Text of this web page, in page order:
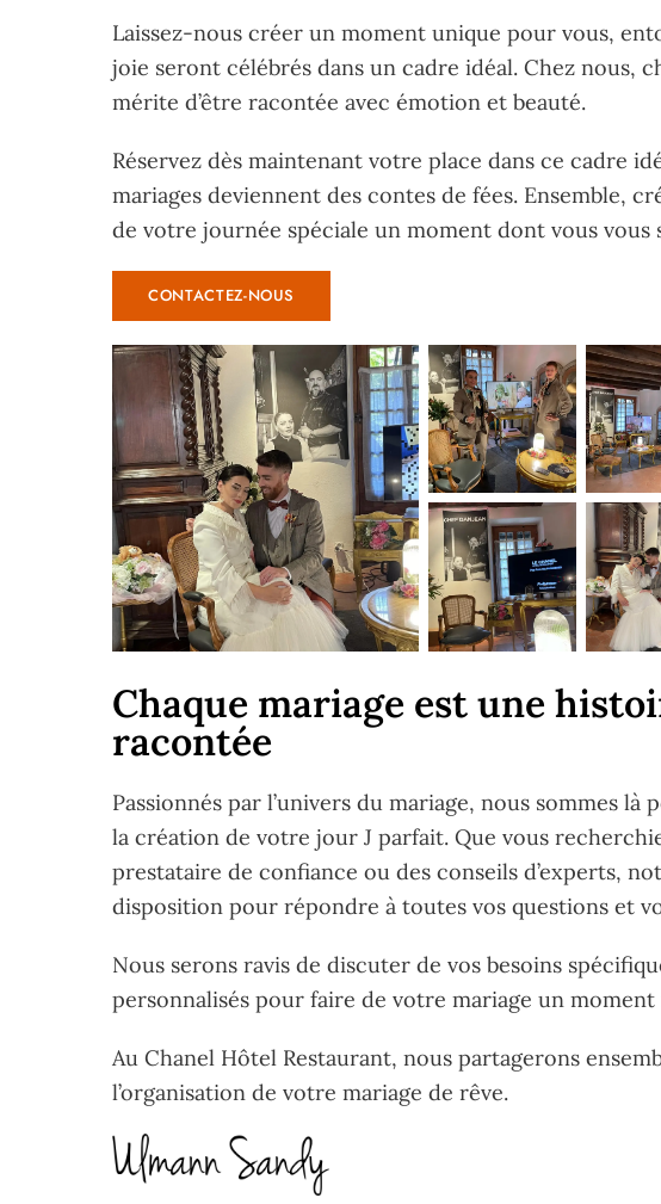
Laissez-nous créer un moment unique pour vous,
joie seront célébrés dans un cadre idéal. Chez nous,
mérite d’être racontée avec émotion et beauté.
Réservez dès maintenant votre place dans ce cadre
mariages deviennent des contes de fées. Ensemble,
de votre journée spéciale un moment dont vous
CONTACTEZ-NOUS
Chaque mariage est une
racontée
Passionnés par l’univers du mariage, nous sommes
la création de votre jour J parfait. Que vous
prestataire de confiance ou des conseils d’experts,
disposition pour répondre à toutes vos questions et
Nous serons ravis de discuter de vos besoins
personnalisés pour faire de votre mariage un
Au Chanel Hôtel Restaurant, nous partagerons
l’organisation de votre mariage de rêve.